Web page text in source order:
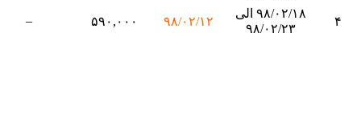
۹۸/۰۲/۱۸ الی
۹۸/۰۲/۲۳
۹۸/۰۲/۱۲ ۵۹۰,۰۰۰